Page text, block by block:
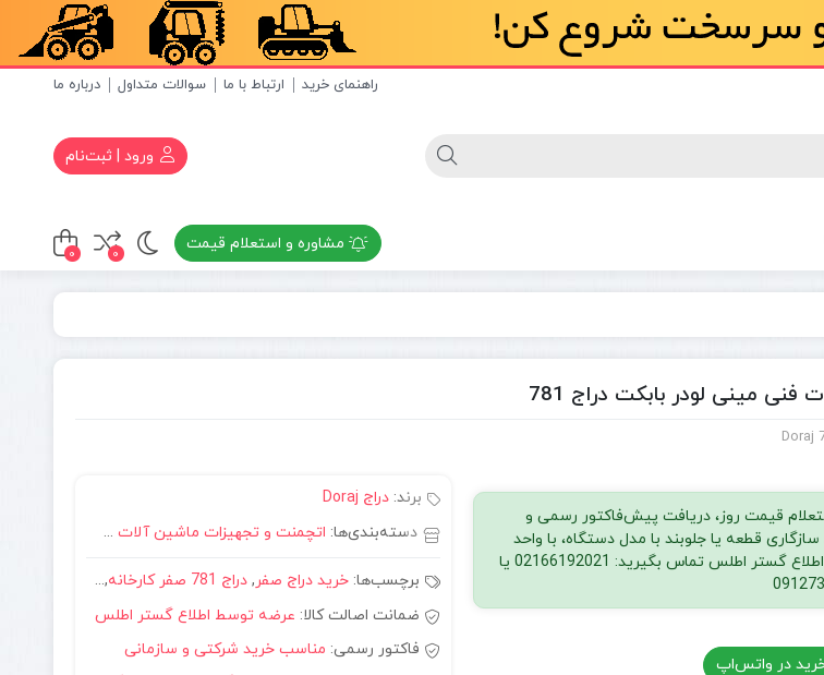
راهنمای خرید ارتباط با ما سوالات متداول درباره ما
ورود | ثبت‌نام
بابکت
مشاوره و استعلام قیمت 0
0
مینی لودر بابکت دراج 781
Doraj
قیمت روز، دریافت پیش‌فاکتور رسمی و
قطعه یا جلوبند با مدل دستگاه، با واحد
فروش اطلاع گستر اطلس تماس بگیرید: 02166192021 یا
در واتس‌اپ
برند: دراج Doraj
دسته‌بندی‌ها: اتچمنت و تجهیزات ماشین آلات صنعتی
برچسب‌ها: خرید دراج صفر , دراج 781 صفر کارخانه , فروش بابکت دراج 781
ضمانت اصالت کالا: عرضه توسط اطلاع گستر اطلس
فاکتور رسمی: مناسب خرید شرکتی و سازمانی